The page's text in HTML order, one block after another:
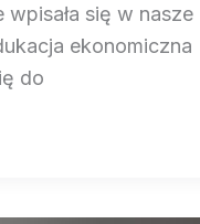
wpisała się w nasze
ekonomiczna
do